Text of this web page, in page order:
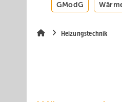
GModG
Heizungstechnik